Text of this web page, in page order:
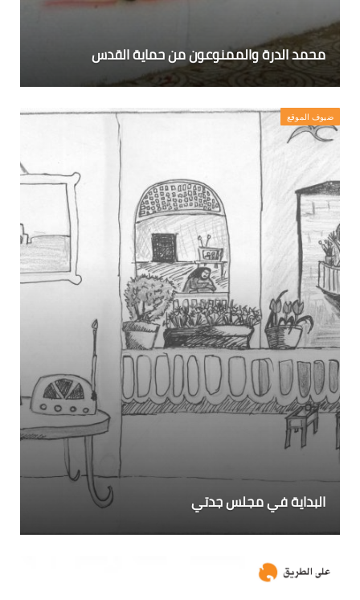
محمد الدرة والممنوعون من حماية القدس
ضيوف الموقع
البداية في مجلس جدتي